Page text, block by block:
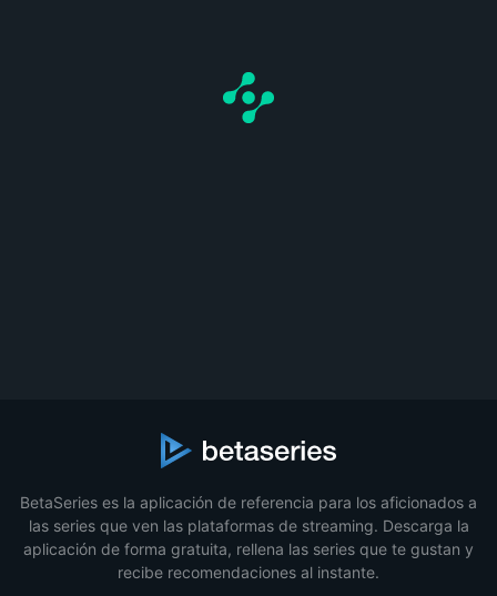
BetaSeries es la aplicación de referencia para los aficionados a
las series que ven las plataformas de streaming. Descarga la
aplicación de forma gratuita, rellena las series que te gustan y
recibe recomendaciones al instante.